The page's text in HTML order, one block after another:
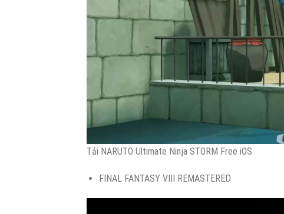
Tải NARUTO Ultimate Ninja STORM Free iOS
FINAL FANTASY VIII REMASTERED